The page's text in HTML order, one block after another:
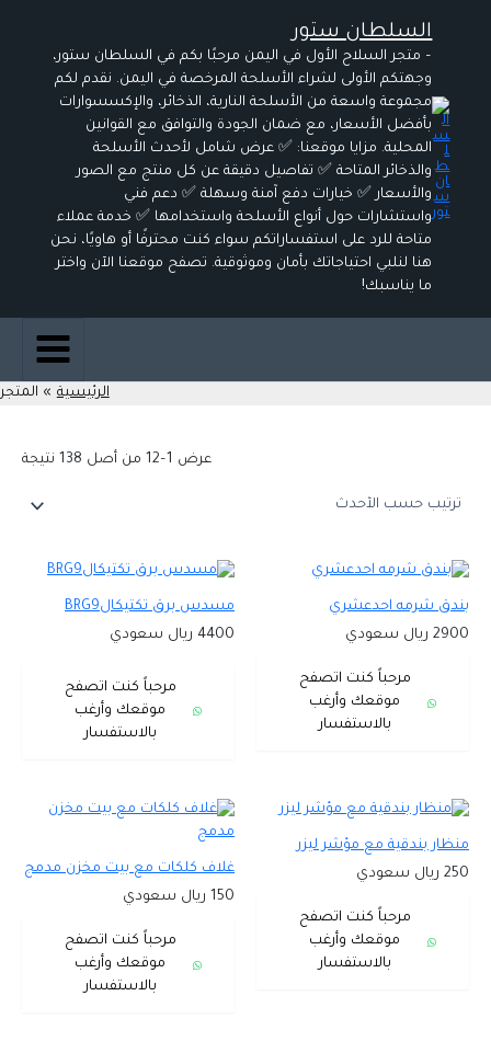
السلطان ستور
– متجر السلاح الأول في اليمن مرحبًا بكم في السلطان ستور،
وجهتكم الأولى لشراء الأسلحة المرخصة في اليمن. نقدم لكم
مجموعة واسعة من الأسلحة النارية، الذخائر، والإكسسوارات
بأفضل الأسعار، مع ضمان الجودة والتوافق مع القوانين
المحلية. مزايا موقعنا: ✅ عرض شامل لأحدث الأسلحة
والذخائر المتاحة ✅ تفاصيل دقيقة عن كل منتج مع الصور
والأسعار ✅ خيارات دفع آمنة وسهلة ✅ دعم فني
واستشارات حول أنواع الأسلحة واستخدامها ✅ خدمة عملاء
متاحة للرد على استفساراتكم سواء كنت محترفًا أو هاويًا، نحن
هنا لنلبي احتياجاتك بأمان وموثوقية. تصفح موقعنا الآن واختر
ما يناسبك!
الرئيسية المتجر
عرض 1–12 من أصل 138 نتيجة
بندق شرمه احدعشري
2900 ريال سعودي
مرحباً كنت اتصفح
موقعك وأرغب
بالاستفسار
مسدس برق تكتيكالBRG9
4400 ريال سعودي
مرحباً كنت اتصفح
موقعك وأرغب
بالاستفسار
منظار بندقية مع مؤشر ليزر
250 ريال سعودي
مرحباً كنت اتصفح
موقعك وأرغب
بالاستفسار
غلاف كلكات مع بيت مخزن مدمج
150 ريال سعودي
مرحباً كنت اتصفح
موقعك وأرغب
بالاستفسار